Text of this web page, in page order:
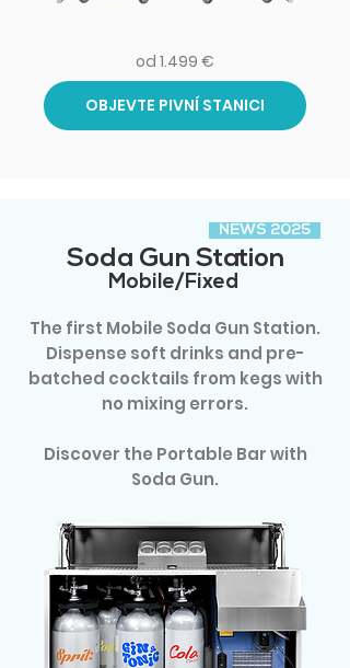
od 1.499 €
OBJEVTE PIVNÍ STANICI
NEWS 2025
Soda Gun Station
Mobile/Fixed
The first Mobile Soda Gun Station.
Dispense soft drinks and pre-
batched cocktails from kegs with
no mixing errors.
Discover the Portable Bar with
Soda Gun.